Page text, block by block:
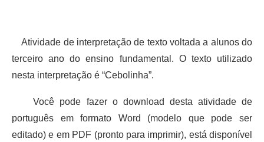
Atividade de interpretação de texto voltada a alunos do
terceiro ano do ensino fundamental. O texto utilizado
nesta interpretação é “Cebolinha”.
Você pode fazer o download desta atividade de
português em formato Word (modelo que pode ser
editado) e em PDF (pronto para imprimir), está disponível